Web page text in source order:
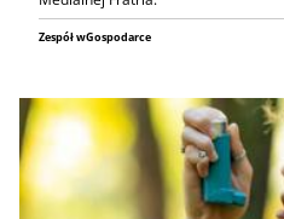
Zespół wGospodarce